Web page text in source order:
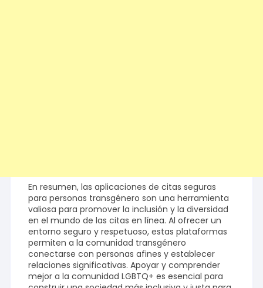
En resumen, las aplicaciones de citas seguras
para personas transgénero son una herramienta
valiosa para promover la inclusión y la diversidad
en el mundo de las citas en línea. Al ofrecer un
entorno seguro y respetuoso, estas plataformas
permiten a la comunidad transgénero
conectarse con personas afines y establecer
relaciones significativas. Apoyar y comprender
mejor a la comunidad LGBTQ+ es esencial para